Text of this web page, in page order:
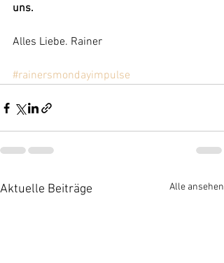
uns.
Alles Liebe. Rainer
#rainersmondayimpulse
Aktuelle Beiträge Alle ansehen